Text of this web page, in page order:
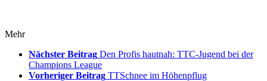
Mehr
Nächster Beitrag Den Profis hautnah: TTC-Jugend bei der
Champions League
Vorheriger Beitrag TTSchnee im Höhenpflug